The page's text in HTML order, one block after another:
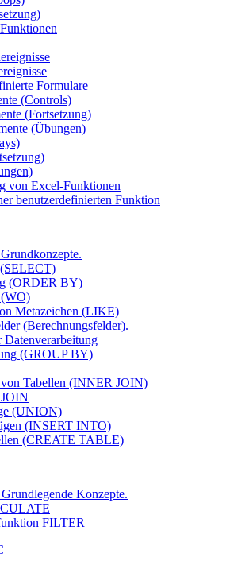
Formulare
(Controls)
(Fortsetzung)
(Übungen)
von Excel-Funktionen
benutzerdefinierten Funktion
(ORDER BY)
Metazeichen (LIKE)
(Berechnungsfelder).
Datenverarbeitung
(GROUP BY)
Tabellen (INNER JOIN)
(UNION)
(INSERT INTO)
(CREATE TABLE)
Konzepte.
FILTER